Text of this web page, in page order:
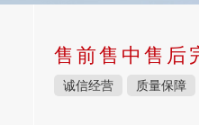
售前售中售后
诚信经营 质量保障